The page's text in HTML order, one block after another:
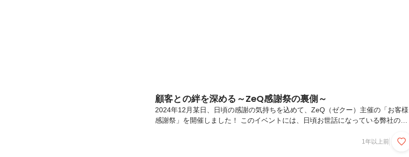
顧客との絆を深める～ZeQ感謝祭の裏側～
2024年12月某日、日頃の感謝の気持ちを込めて、ZeQ（ゼクー）主催の「お客様
感謝祭」を開催しました！ このイベントには、日頃お世話になっている弊社の既
でいただくこと以上、ッ！始めは緊張モード。でも、アイスブレイクで和やかに！
1年以上前